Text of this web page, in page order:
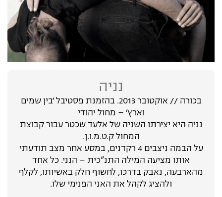
נניה
בכורה // אוקטובר 2013. בהזמנת פסטיבל ׳בין שמים
וארץ׳ – מחול יהודי
נניה היא יצירתו השניה של אלעד שכטר עבור קבוצת
המחול ק.ט.מ.ו.ן.
על הבמה ניצבים 4 רקדנים, במסע אחר מצב תודעתי
אותו מציעה המילה התנ”כית – הנני. כל אחד
מהארבעה, נאבק בדרכו, לחשוף חלק באשיותו, לקלף
ולהציג לקהל את האני הפנימי שלו.